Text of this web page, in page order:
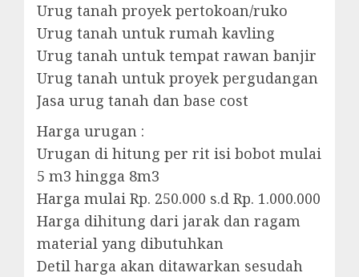
Urug tanah proyek pertokoan/ruko
Urug tanah untuk rumah kavling
Urug tanah untuk tempat rawan banjir
Urug tanah untuk proyek pergudangan
Jasa urug tanah dan base cost
Harga urugan :
Urugan di hitung per rit isi bobot mulai
5 m3 hingga 8m3
Harga mulai Rp. 250.000 s.d Rp. 1.000.000
Harga dihitung dari jarak dan ragam
material yang dibutuhkan
Detil harga akan ditawarkan sesudah